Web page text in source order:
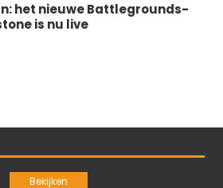
het nieuwe Battlegrounds-
is nu live